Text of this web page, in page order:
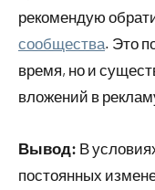
рекомендую
сообщества. Это
время, но и
вложений в
Вывод: В
постоянных